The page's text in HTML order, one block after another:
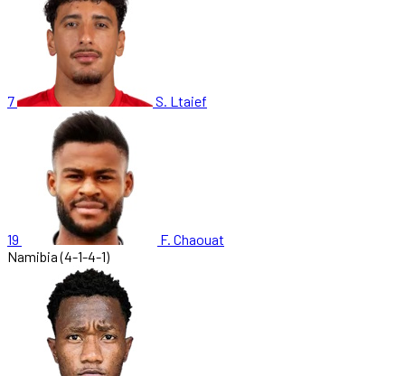
7 S. Ltaief
19
F. Chaouat
Namibia (4-1-4-1)